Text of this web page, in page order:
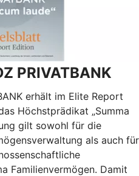
PRIVATBANK
erhält im Elite Report
Höchstprädikat „Summa
gilt sowohl für die
als auch für
Familienvermögen. Damit